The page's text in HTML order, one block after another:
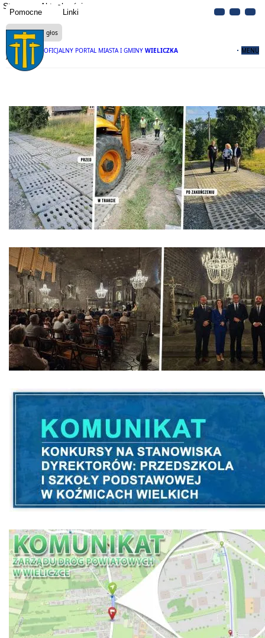
Pomocne Linki
OFICJALNY PORTAL MIASTA I GMINY WIELICZKA MENU
Strona Aktualności
Czytaj na głos
Aktualności